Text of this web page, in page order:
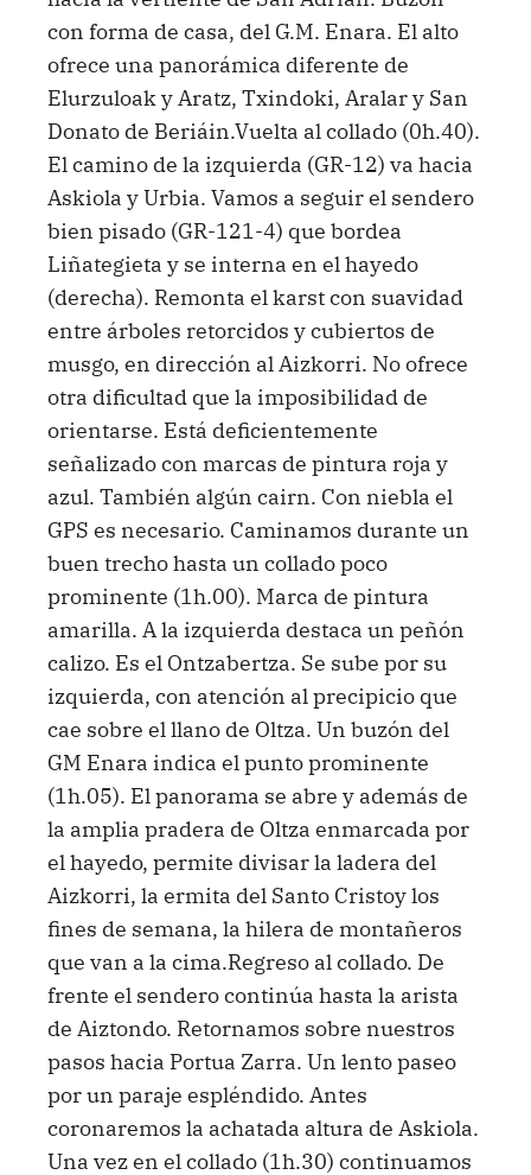
con forma de casa, del G.M. Enara. El alto
ofrece una panorámica diferente de
Elurzuloak y Aratz, Txindoki, Aralar y San
Donato de Beriáin.Vuelta al collado (0h.40).
El camino de la izquierda (GR-12) va hacia
Askiola y Urbia. Vamos a seguir el sendero
bien pisado (GR-121-4) que bordea
Liñategieta y se interna en el hayedo
(derecha). Remonta el karst con suavidad
entre árboles retorcidos y cubiertos de
musgo, en dirección al Aizkorri. No ofrece
otra dificultad que la imposibilidad de
orientarse. Está deficientemente
señalizado con marcas de pintura roja y
azul. También algún cairn. Con niebla el
GPS es necesario. Caminamos durante un
buen trecho hasta un collado poco
prominente (1h.00). Marca de pintura
amarilla. A la izquierda destaca un peñón
calizo. Es el Ontzabertza. Se sube por su
izquierda, con atención al precipicio que
cae sobre el llano de Oltza. Un buzón del
GM Enara indica el punto prominente
(1h.05). El panorama se abre y además de
la amplia pradera de Oltza enmarcada por
el hayedo, permite divisar la ladera del
Aizkorri, la ermita del Santo Cristoy los
fines de semana, la hilera de montañeros
que van a la cima.Regreso al collado. De
frente el sendero continúa hasta la arista
de Aiztondo. Retornamos sobre nuestros
pasos hacia Portua Zarra. Un lento paseo
por un paraje espléndido. Antes
coronaremos la achatada altura de Askiola.
Una vez en el collado (1h.30) continuamos